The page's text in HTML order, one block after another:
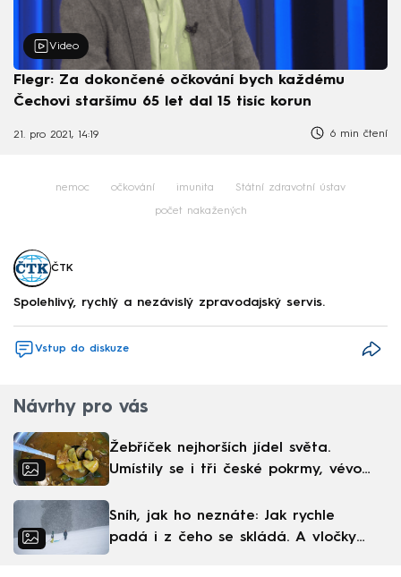
Video
Flegr: Za dokončené očkování bych každému
Čechovi staršímu 65 let dal 15 tisíc korun
21. pro 2021, 14:19 6 min čtení
nemoc očkování imunita Státní zdravotní ústav
počet nakažených
ČTK
Spolehlivý, rychlý a nezávislý zpravodajský servis.
Vstup do diskuze
Návrhy pro vás
Žebříček nejhorších jídel světa.
Umístily se i tři české pokrmy, vévodí
Sníh, jak ho neznáte: Jak rychle
padá i z čeho se skládá. A vločky